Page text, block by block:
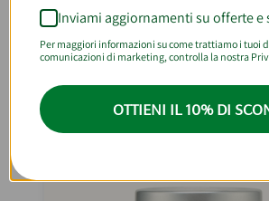
Carciofi 240g
BEST SELLER
Inviami aggiornamenti su offerte e
Per maggiori informazioni su come trattiamo i tuoi
comunicazioni di marketing, controlla la nostra
OTTIENI IL 10% DI